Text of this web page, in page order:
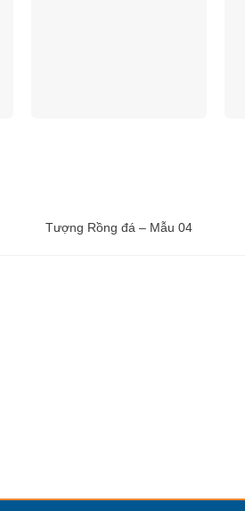
Tượng Rồng đá – Mẫu 04